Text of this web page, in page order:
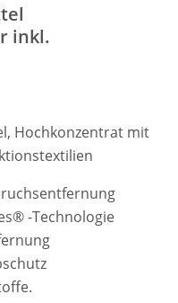
inkl.
Hochkonzentrat mit
-Technologie